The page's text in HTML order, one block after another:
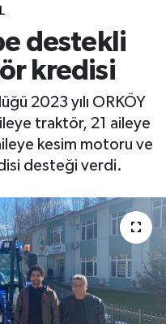
destekli
kredisi
2023 yılı ORKÖY
traktör, 21 aileye
kesim motoru ve
desteği verdi.